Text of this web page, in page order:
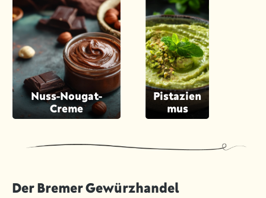
Nuss-Nougat-
Creme
Pistazien
mus
Der Bremer Gewürzhandel